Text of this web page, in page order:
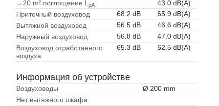
→20 m² поглощение LpA
43.0 dB(A)
Приточный воздуховод
68.2 dB
65.9 dB(A)
Вытяжной воздуховод
56.5 dB
46.6 dB(A)
Наружный воздуховод
56.8 dB
47.0 dB(A)
Воздуховод отработанного
воздуха
65.3 dB 62.5 dB(A)
Информация об устройстве
Воздуховоды
Ø 200 mm
Нет вытяжного шкафа